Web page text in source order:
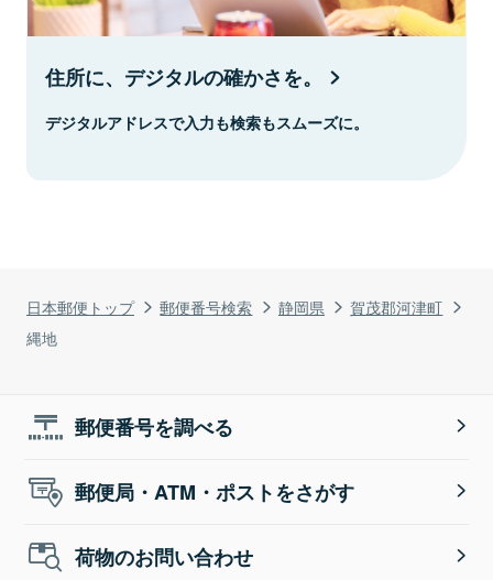
日本郵便トップ 郵便番号検索 静岡県
賀茂郡河津町
縄地
住所に、デジタルの確かさを。
デジタルアドレスで入力も検索もスムーズに。
郵便番号を調べる
郵便局・ATM・ポストをさがす
荷物のお問い合わせ